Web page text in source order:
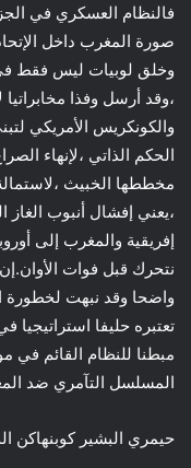
فالنظام العسكري في
صورة المغرب داخل
وخلق لوبيات ليس فقط في
،وقد أرسل وفذا
والكونكريس الأمريكي
الحكم الذاتي ،لإنهاء
مخططها الخبيث
،يعني إفشال أنبوب الغاز
إفريقية والمغرب إلى
نتحرك قبل فوات
واضحا وقد نبهت لخطورة
تعتبره حليفا
مبطنا للنظام القائم في
المسلسل التآمري ضد
حيمري البشير كوبنهاكن